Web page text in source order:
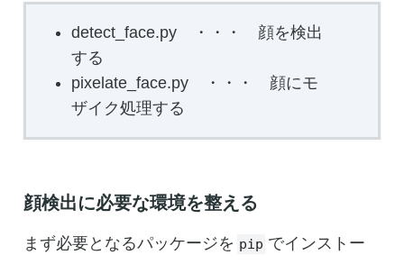
detect_face.py ・・・ 顔を検出
する
pixelate_face.py ・・・ 顔にモ
ザイク処理する
顔検出に必要な環境を整える
まず必要となるパッケージを pip でインストー